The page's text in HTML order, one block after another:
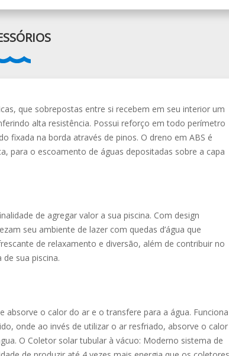
que sobrepostas entre si recebem em seu interior um
alta resistência. Possui reforço em todo perímetro
fixada na borda através de pinos. O dreno em ABS é
para o escoamento de águas depositadas sobre a capa
de agregar valor a sua piscina. Com design
seu ambiente de lazer com quedas d’água que
de relaxamento e diversão, além de contribuir no
sua piscina.
absorve o calor do ar e o transfere para a água. Funciona
onde ao invés de utilizar o ar resfriado, absorve o calor
O Coletor solar tubular à vácuo: Moderno sistema de